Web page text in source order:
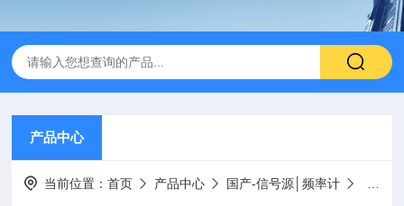
产品中心
当前位置：首页 产品中心 国产-信号源│频率计